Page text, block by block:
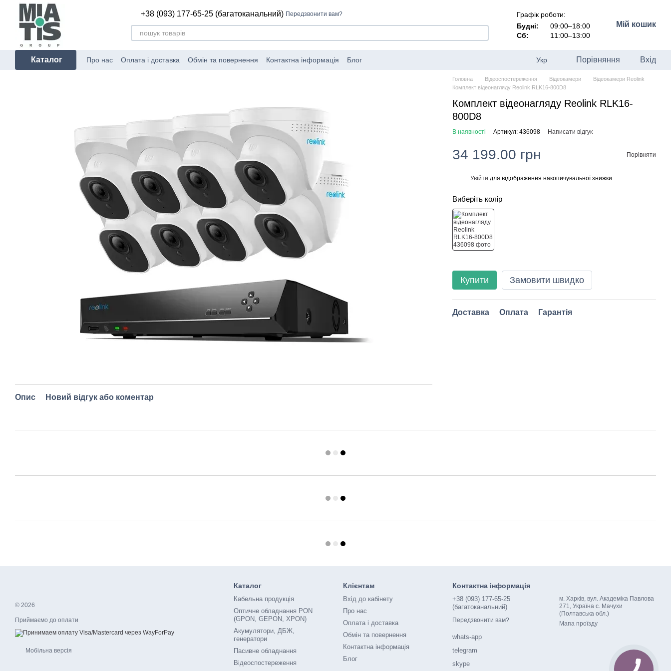
Перейти до основного контенту
+38 (093) 177-65-25 (багатоканальний) Передзвонити вам?
Графік роботи:
Будні:
09:00–18:00
Сб:
11:00–13:00
Мій кошик
Каталог Про нас Оплата і доставка Обмін та повернення Контактна інформація Блог Укр Порівняння Вхід
Опис Новий відгук або коментар
Головна Відеоспостереження Відеокамери
Відеокамери Reolink
Комплект відеонагляду Reolink RLK16-800D8
Комплект відеонагляду Reolink RLK16-
800D8
В наявності Артикул: 436098 Написати відгук
34 199.00 грн Порівняти
Увійти для відображення накопичувальної знижки
Виберіть колір
Купити Замовити швидко
Доставка Оплата Гарантія
© 2026
Приймаємо до оплати
Мобільна версія
Каталог
Кабельна продукція
Оптичне обладнання PON
(GPON, GEPON, XPON)
Акумулятори, ДБЖ,
генератори
Пасивне обладнання
Відеоспостереження
Клієнтам
Вхід до кабінету
Про нас
Оплата і доставка
Обмін та повернення
Контактна інформація
Блог
Контактна інформація
+38 (093) 177-65-25
(багатоканальний)
Передзвонити вам?
whats-app
telegram
skype
м. Харків, вул. Академіка Павлова
271, Україна с. Мачухи
(Полтавська обл.)
Мапа проїзду